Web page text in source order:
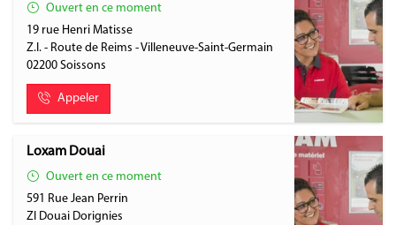
Ouvert en ce moment
19 rue Henri Matisse
Z.I. - Route de Reims - Villeneuve-Saint-Germain
02200 Soissons
Appeler
Loxam Douai
Ouvert en ce moment
591 Rue Jean Perrin
ZI Douai Dorignies